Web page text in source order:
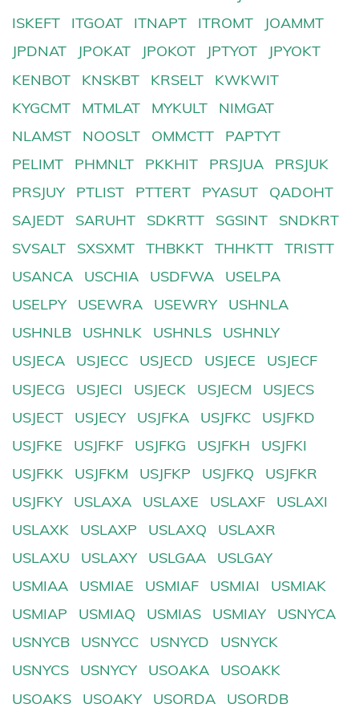
ISKEFT
ITGOAT ITNAPT ITROMT
JOAMMT
JPDNAT
JPOKAT JPOKOT JPTYOT
JPYOKT
KENBOT
KNSKBT KRSELT
KWKWIT
KYGCMT
MTMLAT MYKULT
NIMGAT
NLAMST
NOOSLT OMMCTT
PAPTYT
PELIMT
PHMNLT PKKHIT PRSJUA
PRSJUK
PRSJUY
PTLIST PTTERT PYASUT
QADOHT
SAJEDT
SARUHT SDKRTT SGSINT
SNDKRT
SVSALT
SXSXMT THBKKT THHKTT
TRISTT
USANCA
USCHIA USDFWA
USELPA
USELPY
USEWRA USEWRY
USHNLA
USHNLB
USHNLK USHNLS
USHNLY
USJECA
USJECC USJECD USJECE
USJECF
USJECG
USJECI USJECK USJECM
USJECS
USJECT
USJECY USJFKA USJFKC
USJFKD
USJFKE
USJFKF USJFKG USJFKH
USJFKI
USJFKK
USJFKM USJFKP USJFKQ
USJFKR
USJFKY
USLAXA USLAXE USLAXF
USLAXI
USLAXK
USLAXP USLAXQ
USLAXR
USLAXU
USLAXY USLGAA
USLGAY
USMIAA
USMIAE USMIAF USMIAI
USMIAK
USMIAP
USMIAQ USMIAS USMIAY
USNYCA
USNYCB
USNYCC USNYCD
USNYCK
USNYCS
USNYCY USOAKA
USOAKK
USOAKS
USOAKY USORDA
USORDB